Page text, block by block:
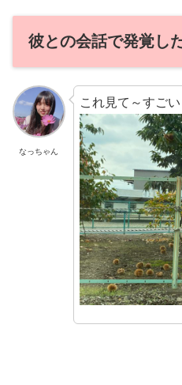
彼との会話で発覚し
なっちゃん
これ見て～すごい